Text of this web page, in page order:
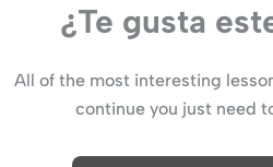
¿Te gusta
All of the most interesting
continue you just need